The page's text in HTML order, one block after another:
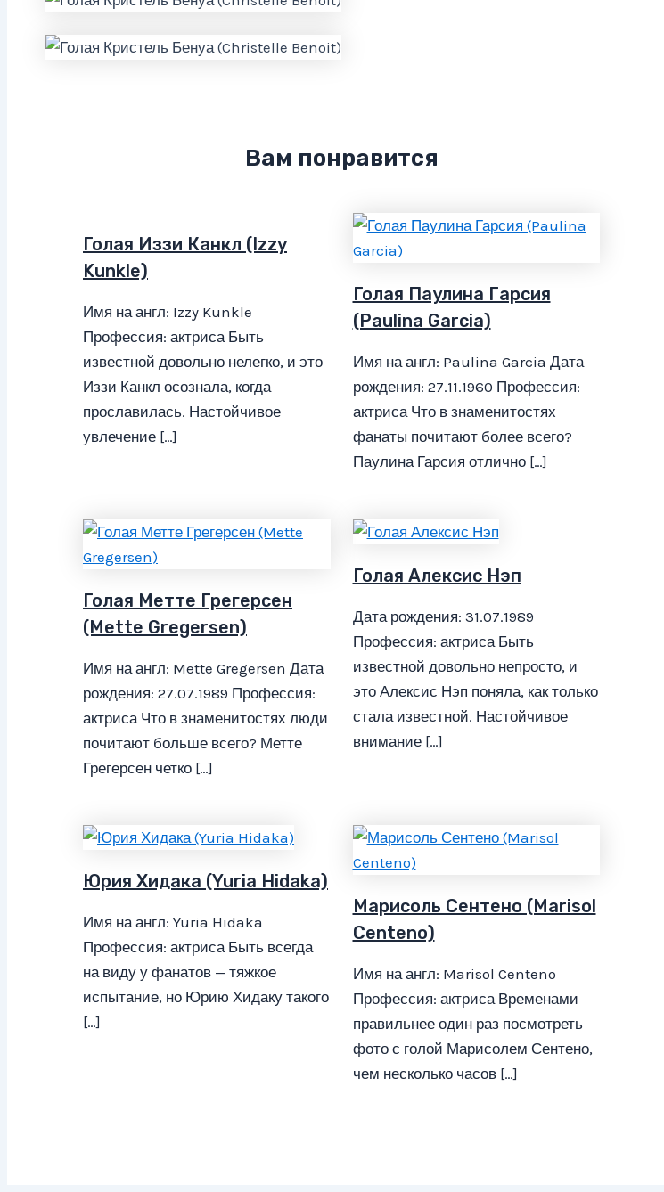
Вам понравится
Голая Иззи Канкл (Izzy
Kunkle)
Имя на англ: Izzy Kunkle
Профессия: актриса Быть
известной довольно нелегко, и это
Иззи Канкл осознала, когда
прославилась. Настойчивое
увлечение […]
Голая Паулина Гарсия
(Paulina Garcia)
Имя на англ: Paulina Garcia Дата
рождения: 27.11.1960 Профессия:
актриса Что в знаменитостях
фанаты почитают более всего?
Паулина Гарсия отлично […]
Голая Метте Грегерсен
(Mette Gregersen)
Имя на англ: Mette Gregersen Дата
рождения: 27.07.1989 Профессия:
актриса Что в знаменитостях люди
почитают больше всего? Метте
Грегерсен четко […]
Голая Алексис Нэп
Дата рождения: 31.07.1989
Профессия: актриса Быть
известной довольно непросто, и
это Алексис Нэп поняла, как только
стала известной. Настойчивое
внимание […]
Юрия Хидака (Yuria Hidaka)
Имя на англ: Yuria Hidaka
Профессия: актриса Быть всегда
на виду у фанатов — тяжкое
испытание, но Юрию Хидаку такого
[…]
Марисоль Сентено (Marisol
Centeno)
Имя на англ: Marisol Centeno
Профессия: актриса Временами
правильнее один раз посмотреть
фото с голой Марисолем Сентено,
чем несколько часов […]